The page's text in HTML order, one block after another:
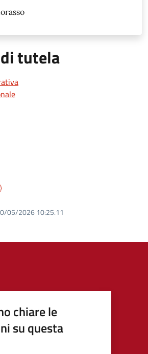
tutela
05/2026 10:25.11
chiare le
su questa